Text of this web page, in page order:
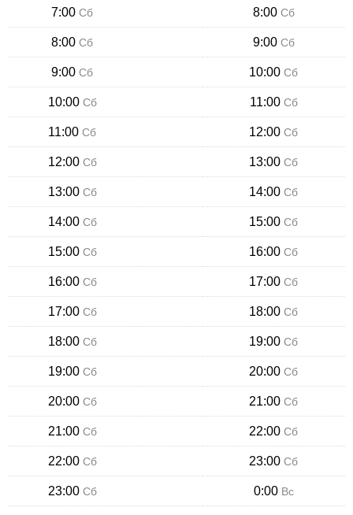
7:00 Сб 8:00 Сб
8:00 Сб 9:00 Сб
9:00 Сб 10:00 Сб
10:00 Сб 11:00 Сб
11:00 Сб 12:00 Сб
12:00 Сб 13:00 Сб
13:00 Сб 14:00 Сб
14:00 Сб 15:00 Сб
15:00 Сб 16:00 Сб
16:00 Сб 17:00 Сб
17:00 Сб 18:00 Сб
18:00 Сб 19:00 Сб
19:00 Сб 20:00 Сб
20:00 Сб 21:00 Сб
21:00 Сб 22:00 Сб
22:00 Сб 23:00 Сб
23:00 Сб 0:00 Вс